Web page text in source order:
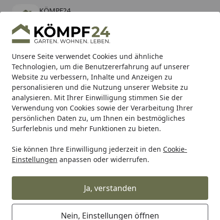
Unsere Seite verwendet Cookies und ähnliche
Technologien, um die Benutzererfahrung auf unserer
Website zu verbessern, Inhalte und Anzeigen zu
personalisieren und die Nutzung unserer Website zu
analysieren. Mit Ihrer Einwilligung stimmen Sie der
Verwendung von Cookies sowie der Verarbeitung Ihrer
persönlichen Daten zu, um Ihnen ein bestmögliches
Surferlebnis und mehr Funktionen zu bieten.
Sie können Ihre Einwilligung jederzeit in den Cookie-
Einstellungen anpassen oder widerrufen.
Ja, verstanden
Nein, Einstellungen öffnen
KÖMPF24
kostenlos - Im App Store
Hotline
Alle Produkte
Mein Konto
Suchen
Karibu Pools inkl. gratis Sandfilteranlage & Pool-
Starterset (Gesamtwert bis 468,99€)
Startseite
Grill Weber Brennerrohr links Summit Gold CH (43759)
Weber Brennerrohr links Summit
Gold CH (43759)